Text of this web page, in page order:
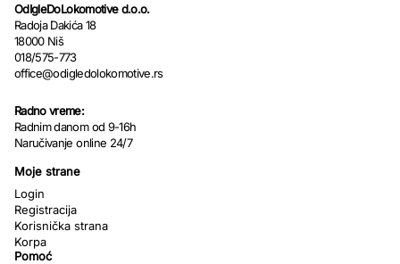
OdIgleDoLokomotive d.o.o.
Radoja Dakića 18
18000 Niš
018/575-773
office@odigledolokomotive.rs
Radno vreme:
Radnim danom od 9-16h
Naručivanje online 24/7
Moje strane
Login
Registracija
Korisnička strana
Korpa
Pomoć